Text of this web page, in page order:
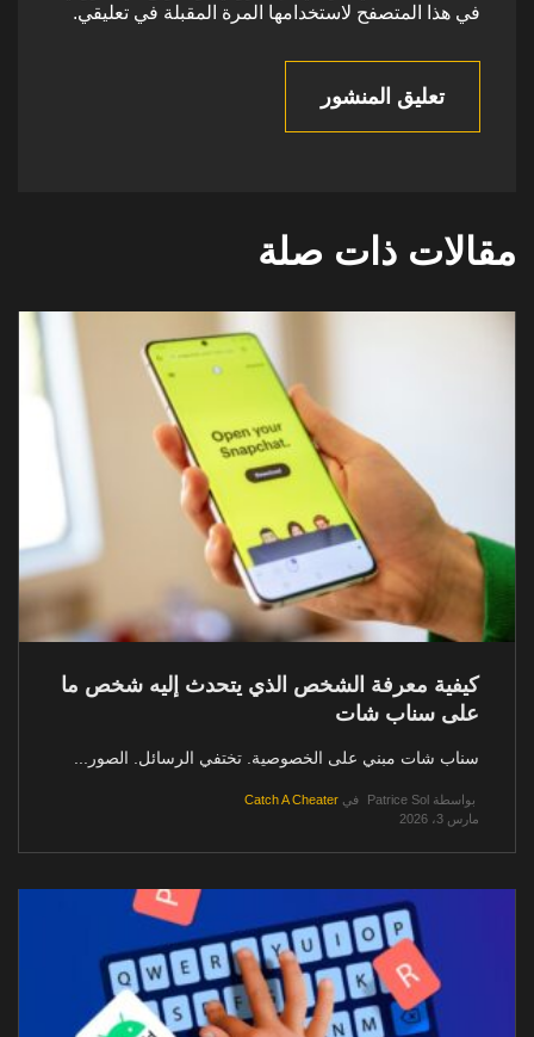
في هذا المتصفح لاستخدامها المرة المقبلة في تعليقي.
تعليق المنشور
مقالات ذات صلة
كيفية معرفة الشخص الذي يتحدث إليه شخص ما
على سناب شات
سناب شات مبني على الخصوصية. تختفي الرسائل. الصور...
بواسطة Patrice Sol في Catch A Cheater
مارس 3، 2026